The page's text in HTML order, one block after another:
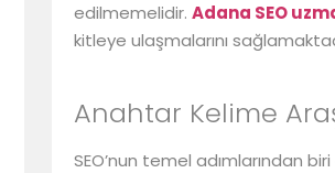
edilmemelidir. Adana SEO
kitleye ulaşmalarını
Anahtar Kelime
SEO’nun temel adımlarından